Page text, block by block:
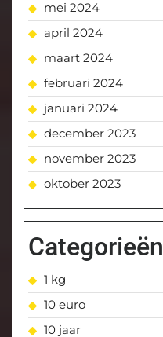
mei 2024
april 2024
maart 2024
februari 2024
januari 2024
december 2023
november 2023
oktober 2023
Categorieën
1 kg
10 euro
10 jaar